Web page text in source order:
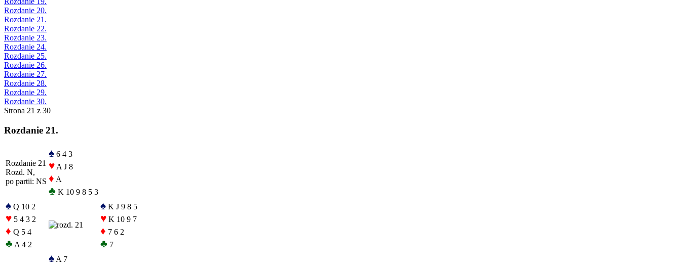
Rozdanie 20.
Rozdanie 21.
Rozdanie 22.
Rozdanie 23.
Rozdanie 24.
Rozdanie 25.
Rozdanie 26.
Rozdanie 27.
Rozdanie 28.
Rozdanie 29.
Rozdanie 30.
Strona 21 z 30
Rozdanie 21.
Rozdanie 21
Rozd. N,
po partii: NS
♠ 6 4 3
♥ A J 8
♦ A
♣ K 10 9 8 5 3
♠ Q 10 2
♥ 5 4 3 2
♦ Q 5 4
♣ A 4 2
♠ K J 9 8 5
♥ K 10 9 7
♦ 7 6 2
♣ 7
♠ A 7